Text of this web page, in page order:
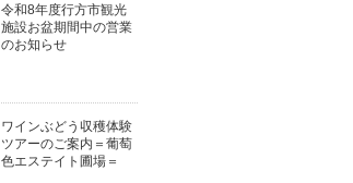
令和8年度行方市観光
施設お盆期間中の営業
のお知らせ
ワインぶどう収穫体験
ツアーのご案内＝葡萄
色エステイト圃場＝